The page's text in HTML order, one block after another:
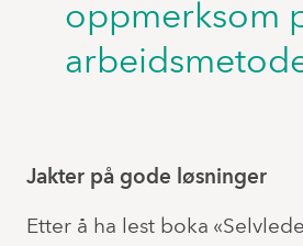
oppmerksom
Jakter på gode løsninger
Etter å ha lest boka